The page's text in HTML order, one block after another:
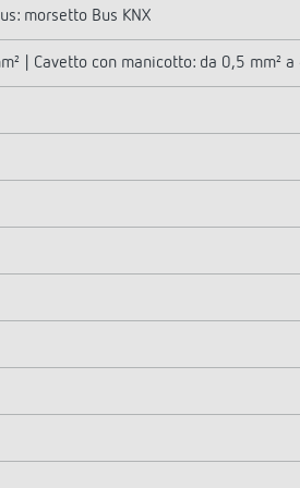
morsetto Bus KNX
| Cavetto con manicotto: da 0,5 mm² a